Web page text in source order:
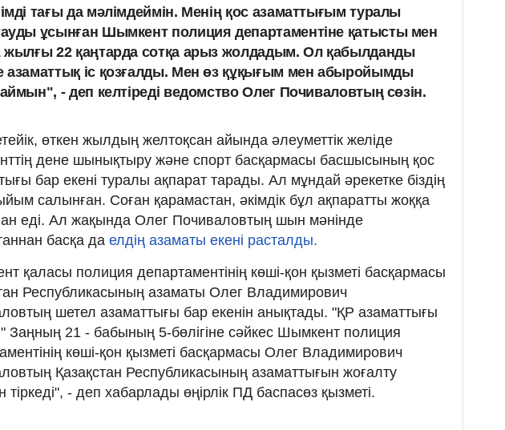
тағы да мәлімдеймін. Менің қос азаматтығым туралы
ұсынған Шымкент полиция департаментіне қатысты мен
жылғы 22 қаңтарда сотқа арыз жолдадым. Ол қабылданды
азаматтық іс қозғалды. Мен өз құқығым мен абыройымды
- деп келтіреді ведомство Олег Почиваловтың сөзін.
өткен жылдың желтоқсан айында әлеуметтік желіде
дене шынықтыру және спорт басқармасы басшысының қос
бар екені туралы ақпарат тарады. Ал мұндай әрекетке біздің
салынған. Соған қарамастан, әкімдік бұл ақпаратты жоққа
еді. Ал жақында Олег Почиваловтың шын мәнінде
басқа да елдің азаматы екені расталды.
қаласы полиция департаментінің көші-қон қызметі басқармасы
Республикасының азаматы Олег Владимирович
шетел азаматтығы бар екенін анықтады. "ҚР азаматтығы
Заңның 21 - бабының 5-бөлігіне сәйкес Шымкент полиция
көші-қон қызметі басқармасы Олег Владимирович
Қазақстан Республикасының азаматтығын жоғалту
тіркеді", - деп хабарлады өңірлік ПД баспасөз қызметі.